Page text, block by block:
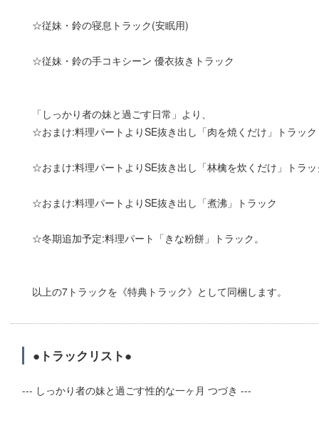
☆従妹・鈴の寝息トラック(安眠用)
☆従妹・鈴の手コキシーン 優衣抜きトラック
「しっかり者の妹と過ごす日常」より、
☆おまけ:料理パートよりSE抜き出し「肉を焼くだけ」トラック
☆おまけ:料理パートよりSE抜き出し「林檎を炊くだけ」トラ
☆おまけ:料理パートよりSE抜き出し「煮沸」トラック
☆冬期追加予定:料理パート「きな粉餅」トラック。
以上の7トラックを《特典トラック》として同梱します。
●トラックリスト●
--- しっかり者の妹と過ごす性的な一ヶ月 つづき ---